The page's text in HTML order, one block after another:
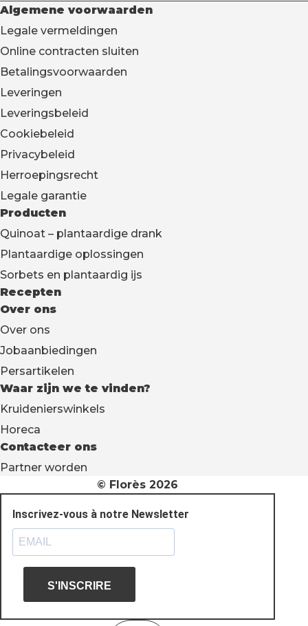
Algemene voorwaarden
Legale vermeldingen
Online contracten sluiten
Betalingsvoorwaarden
Leveringen
Leveringsbeleid
Cookiebeleid
Privacybeleid
Herroepingsrecht
Legale garantie
Producten
Quinoat – plantaardige drank
Plantaardige oplossingen
Sorbets en plantaardig ijs
Recepten
Over ons
Over ons
Jobaanbiedingen
Persartikelen
Waar zijn we te vinden?
Kruidenierswinkels
Horeca
Contacteer ons
Partner worden
© Florès 2026
Inscrivez-vous à notre Newsletter
S'INSCRIRE